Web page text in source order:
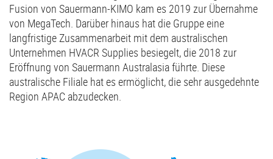
Fusion von Sauermann-KIMO kam es 2019 zur Übernahme
von MegaTech. Darüber hinaus hat die Gruppe eine
langfristige Zusammenarbeit mit dem australischen
Unternehmen HVACR Supplies besiegelt, die 2018 zur
Eröffnung von Sauermann Australasia führte. Diese
australische Filiale hat es ermöglicht, die sehr ausgedehnte
Region APAC abzudecken.